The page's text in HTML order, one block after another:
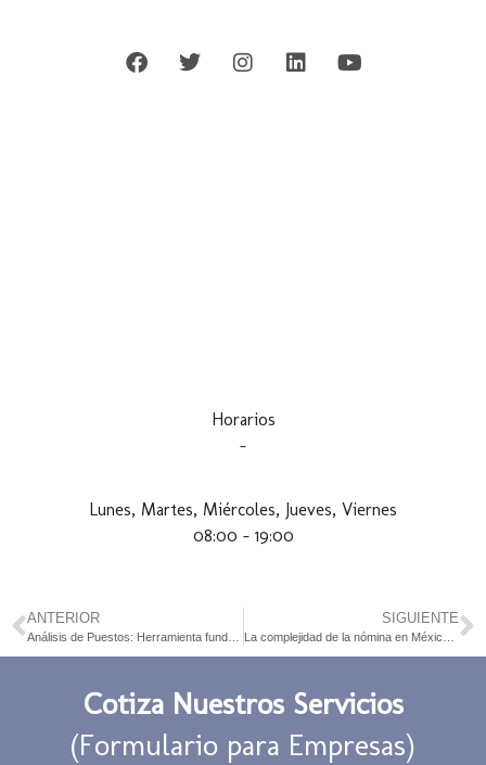
Horarios
–
Lunes, Martes, Miércoles, Jueves, Viernes
08:00 – 19:00
ANTERIOR SIGUIENTE
Cotiza Nuestros Servicios
(Formulario para Empresas)